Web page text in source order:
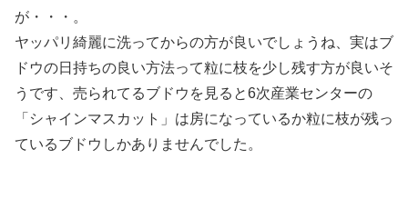
が・・・。
ヤッパリ綺麗に洗ってからの方が良いでしょうね、実はブ
ドウの日持ちの良い方法って粒に枝を少し残す方が良いそ
うです、売られてるブドウを見ると6次産業センターの
「シャインマスカット」は房になっているか粒に枝が残っ
ているブドウしかありませんでした。